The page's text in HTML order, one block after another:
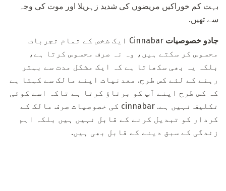
بہت کم خوراکیں مریضوں کی شدید زہریلا اور موت کی وجہ
سے تھیں.
جادو خصوصیات
Cinnabar ایک شخص کے تمام تجربات
محسوس کر سکتے ہیں، وہ نہ صرف محسوس کرتا ہے،
بلکہ یہ بھی سکھاتا ہے کہ ایک مشکل مدت سے بہتر
رہنے کے لئے کس طرح. معدنیات اپنے مالک سے کہتا ہے
کہ کس طرح اپنے آپ کو برتاؤ کرتا ہے تاکہ اسے کوئی
تکلیف نہیں ہے. cinnabar کی خصوصیات صرف مالک کے
کردار کو تبدیل کرنے کے قابل نہیں ہیں بلکہ اہم
زندگی کے سبق دینے کے قابل بھی ہیں.